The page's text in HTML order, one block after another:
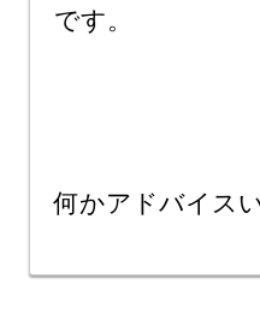
です。
何かアドバイス